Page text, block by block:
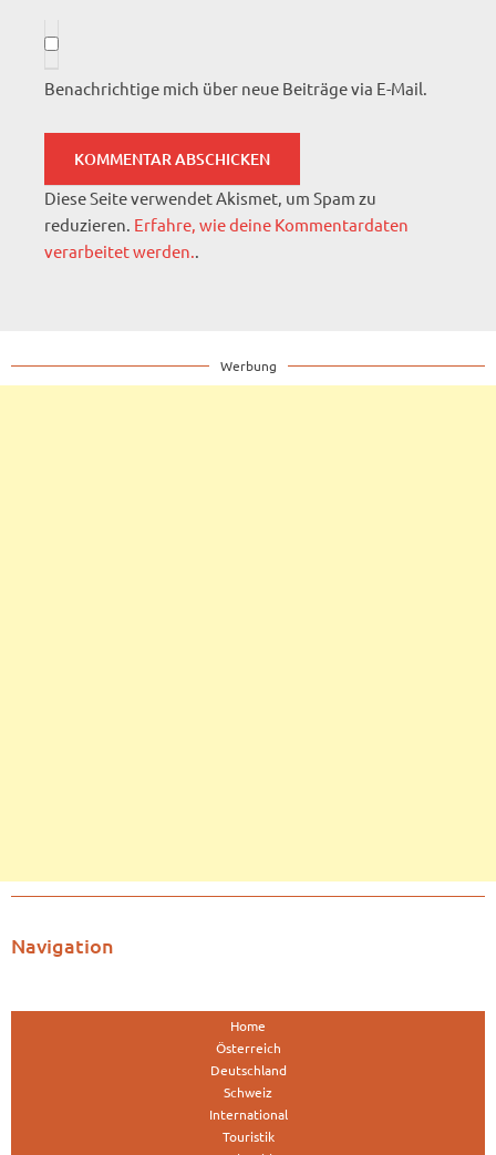
Benachrichtige mich über neue Beiträge via E-Mail.
Diese Seite verwendet Akismet, um Spam zu
reduzieren. Erfahre, wie deine Kommentardaten
verarbeitet werden..
Werbung
Navigation
Home
Österreich
Deutschland
Schweiz
International
Touristik